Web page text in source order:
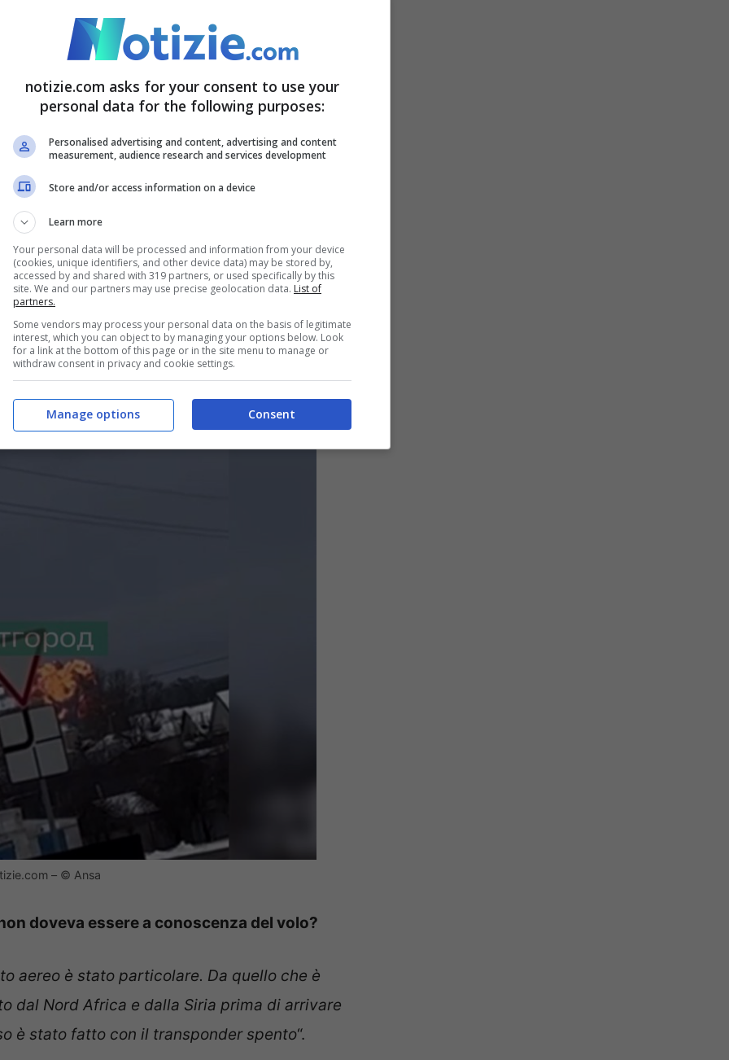
la controaerea russa o ucraina, siamo a
possibili. Inoltre, sono stati rinvenuti 5 o 6
a bordo del velivolo. In questa fase è
sembra improbabile che il velivolo avesse
sul numeri dei presenti non sia realista“.
alla possibile presenza dei prigionieri
allora sì. Affermare di aver abbattuto un
a bordo ucraini si trasformerebbe in un
positivo“.
è stato particolare”
– © Ansa
doveva essere a conoscenza del volo?
aereo è stato particolare. Da quello che è
dal Nord Africa e dalla Siria prima di arrivare
è stato fatto con il transponder spento“.
notizie.com asks for your consent to use your
personal data for the following purposes:
Personalised advertising and content, advertising and content
measurement, audience research and services development
Store and/or access information on a device
Learn more
Your personal data will be processed and information from your device
(cookies, unique identifiers, and other device data) may be stored by,
accessed by and shared with 319 partners, or used specifically by this
site. We and our partners may use precise geolocation data. List of
partners.
Some vendors may process your personal data on the basis of legitimate
interest, which you can object to by managing your options below. Look
for a link at the bottom of this page or in the site menu to manage or
withdraw consent in privacy and cookie settings.
Consent
Manage options